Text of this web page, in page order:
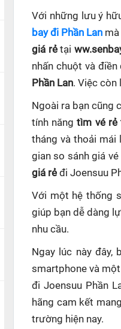
Với những lưu ý
bay đi Phần Lan
giá rẻtại
nhấn chuột và
Phần Lan. Việc còn
Ngoài ra bạn cũng
tính năngtìm vé rẻ
tháng và thoải mái
gian so sánh giá
giá rẻ đi Joensuu
Với một hệ thống
giúp bạn dễ dàng
nhu cầu.
Ngay lúc này đây,
smartphone và
đi Joensuu Phần
hãng cam kết
trường hiện nay.